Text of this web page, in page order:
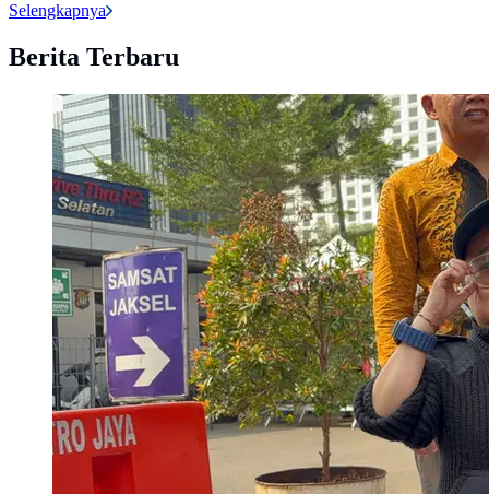
Selengkapnya
Berita Terbaru